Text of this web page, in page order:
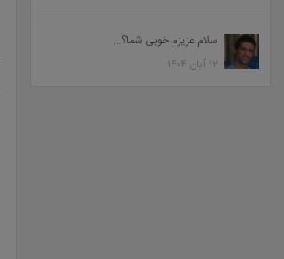
سلام عزیزم خوبی شما؟...
۱۲ آبان ۱۴۰۴